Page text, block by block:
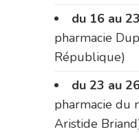
du 16 au
pharmacie
République)
du 23 au
pharmacie du
Aristide